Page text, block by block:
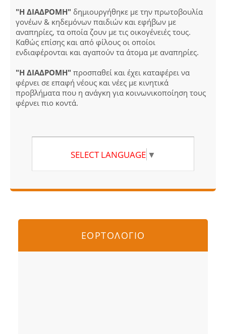
"Η ΔΙΑΔΡΟΜΗ" δημιουργήθηκε με την πρωτοβουλία
γονέων & κηδεμόνων παιδιών και εφήβων με
αναπηρίες, τα οποία ζουν με τις οικογένειές τους.
Καθώς επίσης και από φίλους οι οποίοι
ενδιαφέρονται και αγαπούν τα άτομα με αναπηρίες.
"Η ΔΙΑΔΡΟΜΗ" προσπαθεί και έχει καταφέρει να
φέρνει σε επαφή νέους και νέες με κινητικά
προβλήματα που η ανάγκη για κοινωνικοποίηση τους
φέρνει πιο κοντά.
SELECT LANGUAGE ▼
ΕΟΡΤΟΛΟΓΙΟ